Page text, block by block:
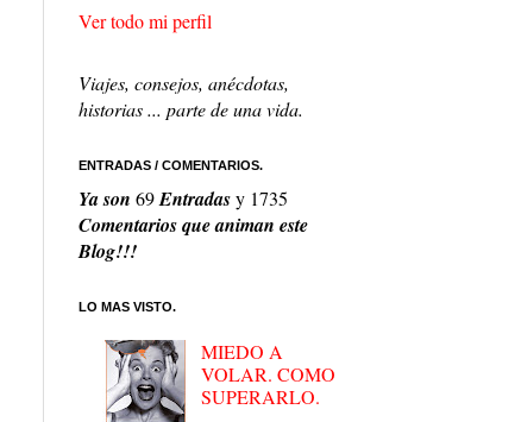
Ver todo mi perfil
Viajes, consejos, anécdotas,
historias ... parte de una vida.
ENTRADAS / COMENTARIOS.
Ya son 69Entradasy 1735
Comentarios que animan este
Blog!!!
LO MAS VISTO.
MIEDO A
VOLAR. COMO
SUPERARLO.